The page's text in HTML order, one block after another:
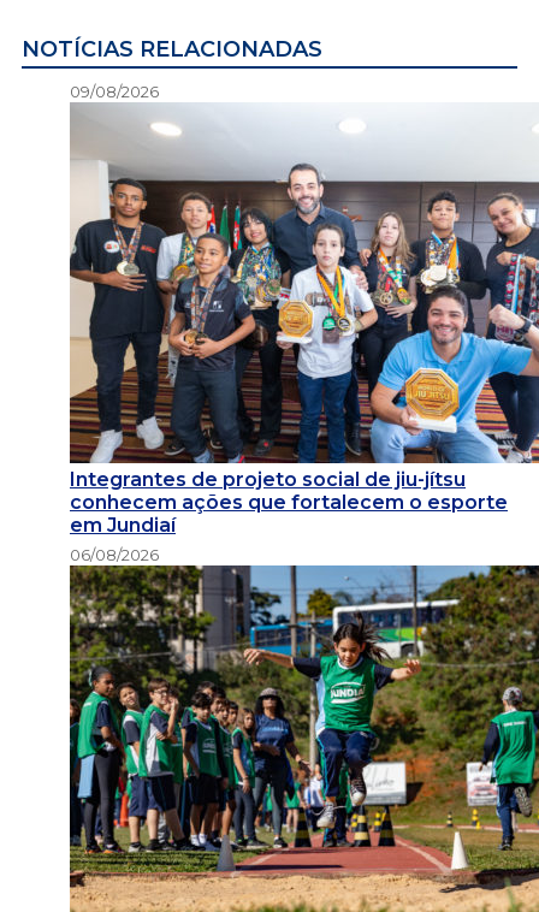
NOTÍCIAS RELACIONADAS
09/08/2026
Integrantes de projeto social de jiu-jítsu
conhecem ações que fortalecem o esporte
em Jundiaí
06/08/2026